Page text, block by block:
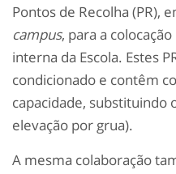
Pontos de Recolha (PR),
campus, para a
interna da Escola. Estes
condicionado e contêm
capacidade, substituindo
elevação por grua).
A mesma colaboração